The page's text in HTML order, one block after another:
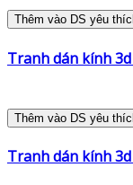
Thêm vào DS yêu
Tranh dán kính
Thêm vào DS yêu
Tranh dán kính